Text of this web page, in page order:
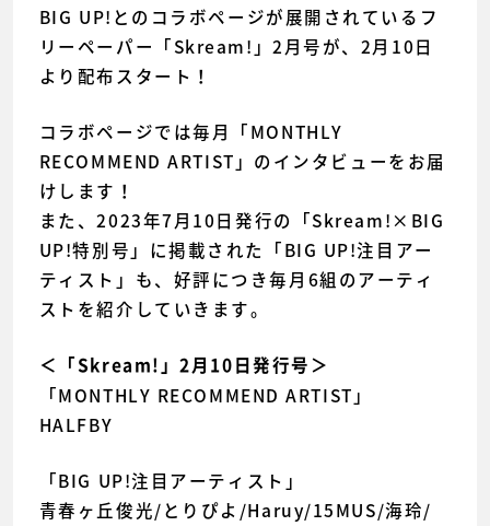
BIG UP!とのコラボページが展開されているフ
リーペーパー「Skream!」2月号が、2月10日
より配布スタート！
コラボページでは毎月「MONTHLY
RECOMMEND ARTIST」のインタビューをお届
けします！
また、2023年7月10日発行の「Skream!×BIG
UP!特別号」に掲載された「BIG UP!注目アー
ティスト」も、好評につき毎月6組のアーティ
ストを紹介していきます。
＜「Skream!」2月10日発行号＞
「MONTHLY RECOMMEND ARTIST」
HALFBY
「BIG UP!注目アーティスト」
青春ヶ丘俊光/とりぴよ/Haruy/15MUS/海玲/